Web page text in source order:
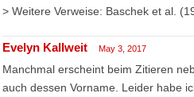
> Weitere Verweise: Baschek et al.
Evelyn Kallweit May 3, 2017
Manchmal erscheint beim Zitieren
auch dessen Vorname. Leider habe